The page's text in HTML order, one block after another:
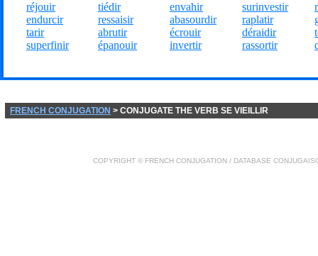
réjouir
endurcir
tarir
superfinir
tiédir
ressaisir
abrutir
épanouir
envahir
abasourdir
écrouir
invertir
surinvestir
raplatir
déraidir
rassortir
FRENCH CONJUGATION > CONJUGATE THE VERB SE VIEILLIR
COPYRIGHT © FRENCH CONJUGATION / DATABASE